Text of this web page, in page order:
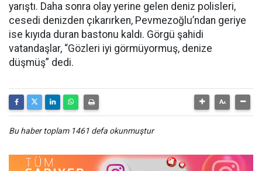
yarıştı. Daha sonra olay yerine gelen deniz polisleri,
cesedi denizden çıkarırken, Pevmezoğlu’ndan geriye
ise kıyıda duran bastonu kaldı. Görgü şahidi
vatandaşlar, “Gözleri iyi görmüyormuş, denize
düşmüş” dedi.
Bu haber toplam 1461 defa okunmuştur